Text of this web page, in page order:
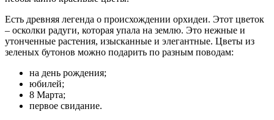
Есть древняя легенда о происхождении орхидеи. Этот цветок
– осколки радуги, которая упала на землю. Это нежные и
утонченные растения, изысканные и элегантные. Цветы из
зеленых бутонов можно подарить по разным поводам:
на день рождения;
юбилей;
8 Марта;
первое свидание.